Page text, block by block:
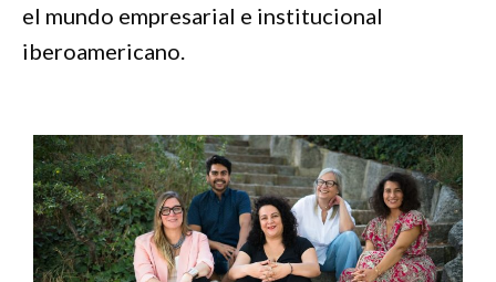
el mundo empresarial e institucional
iberoamericano.